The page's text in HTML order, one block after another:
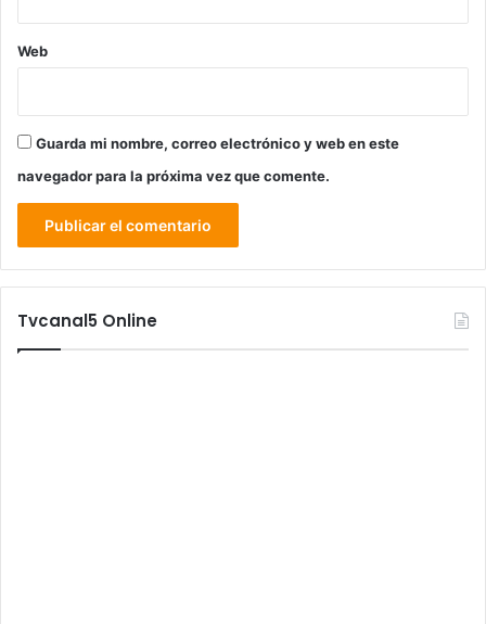
Web
Guarda mi nombre, correo electrónico y web en este
navegador para la próxima vez que comente.
Tvcanal5 Online